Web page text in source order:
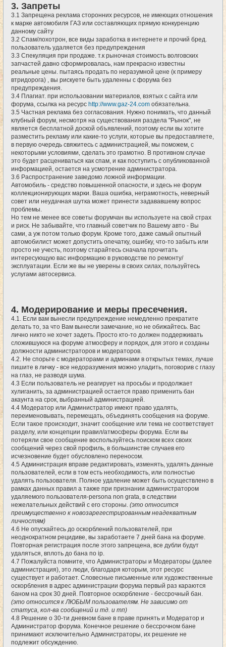
3. Запреты
3.1 Запрещена реклама сторонних ресурсов, не имеющих отношения
к марке автомобиля ГАЗ или составляющих прямую конкуренцию
данному сайту
3.2 Спам/лохотрон, все виды заработка в интернете и прочий бред.
пользователь удаляется без предупреждения
3.3 Спекуляция при продаже. т.к рыночная стоимость волговских
запчастей давно сформировалась, нам прекрасно известны
реальные цены. пытаясь продать по неразумной цене (к примеру
втридорога) , вы рискуете быть удаленны с форума без
предупреждения.
3.4 Плагиат. при использовании материалов, взятых с сайта или
форума, ссылка на ресурс http://www.gaz-24.com обязательна.
3.5 Частная реклама без согласования. Нужно понимать, что данный
клубный форум, несмотря на существования раздела "Рынок", не
является бесплатной доской объявлений, поэтому если вы хотите
разместить рекламу или какие-то услуги, которые вы предоставляете,
в первую очередь свяжитесь с администрацией, мы поможем, с
некоторыми условиями, сделать это грамотно. В противном случае
это будет расцениваться как спам, и как поступить с опубликованной
информацией, остается на усмотрение администратора.
3.6 Распространение заведомо ложной информации.
Автомобиль - средство повышенной опасности, и здесь не форум
коллекционирующих марки. Ваша ошибка, неграмотность, неверный
совет или неудачная шутка может принести задававшему вопрос
проблемы.
Но тем не менее все советы форумчан вы используете на свой страх
и риск. Не забывайте, что главный советчик по Вашему авто - Вы
сами, а уж потом только форум. Кроме того, даже самый опытный
автомобилист может допустить опечатку, ошибку, что-то забыть или
просто не учесть, поэтому старайтесь сначала прочитать
интересующую вас информацию в руководстве по ремонту/
эксплуатации. Если же вы не уверены в своих силах, пользуйтесь
услугами автосервиса.
4. Модерирование и меры пресечения.
4.1. Если вам вынесли предупреждение немедленно прекратите
делать то, за что Вам вынесли замечание, но не обижайтесь. Вас
лично никто не хочет задеть. Просто кто-то должен поддерживать
сложившуюся на форуме атмосферу и порядок, для этого и созданы
должности администраторов и модераторов.
4.2. Не спорьте с модераторами и админами в открытых темах, лучше
пишите в личку - все недоразумения можно уладить, поговорив с глазу
на глаз, не разводя шума.
4.3 Если пользователь не реагирует на просьбы и продолжает
хулиганить, за администрацией остается право применить бан
акаунта на срок, выбранный администрацией.
4.4 Модератор или Администратор имеют право удалять,
переименовывать, перемещать, объединять сообщения на форуме.
Если такое происходит, значит сообщение или тема не соответствует
разделу, или концепции правил/атмосферы форума. Если вы
потеряли свое сообщение воспользуйтесь поиском всех своих
сообщений через свой профиль, в большинстве случаев его
исчезновение будет обусловлено переносом.
4.5 Администрация вправе редактировать, изменять, удалять данные
пользователей, если в том есть необходимость, или полностью
удалять пользователя. Полное удаление может быть осуществлено в
рамках данных правил а также при признании администратором
удаляемого пользователя-persona non grata, в следствии
нежелательных действий с его стороны. (это относится
преимущественно к новозарегестрированным неадекватным
личностям)
4.6 Не опускайтесь до оскорблений пользователей, при
неоднократном рецидиве, вы заработаете 7 дней бана на форуме.
Повторная регистрация после этого запрещена, все дубли будут
удаляться, вплоть до бана по ip.
4.7 Пожалуйста помните, что Администраторы и Модераторы (далее
администрация), это люди, благодаря которым, этот ресурс
существует и работает. Словесные письменные или художественные
оскорбления в адрес администрации форума первый раз караются
баном на срок 30 дней. Повторное оскорбление - бессрочный бан.
(это относится к ЛЮБЫМ пользователям. Не зависимо от
статуса, кол-ва сообщений и тд. и тп)
4.8 Решение о 30-ти дневном бане в праве принять и Модератор и
Администратор форума. Конечное решение о бессрочном бане
принимают исключительно Администраторы, их решение не
подлежит обсуждению.